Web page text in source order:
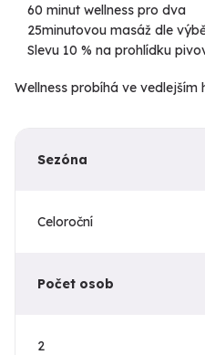
60 minut wellness pro dva
25minutovou masáž dle
Slevu 10 % na prohlídku
Wellness probíhá ve
Sezóna
Celoroční
Počet osob
2